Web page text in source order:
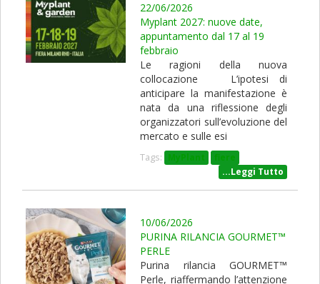
22/06/2026
Myplant 2027: nuove date,
appuntamento dal 17 al 19
febbraio
Le ragioni della nuova
collocazione L’ipotesi di
anticipare la manifestazione è
nata da una riflessione degli
organizzatori sull’evoluzione del
mercato e sulle esi
Tags: MyPlant
fiere
...Leggi Tutto
10/06/2026
PURINA RILANCIA GOURMET™
PERLE
Purina rilancia GOURMET™
Perle, riaffermando l’attenzione